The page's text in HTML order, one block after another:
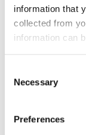
information that
collected from
information can
Selection
Necessary
Preferences